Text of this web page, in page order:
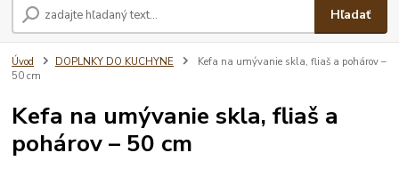
Hľadať
Úvod DOPLNKY DO KUCHYNE
Kefa na umývanie skla, fliaš a pohárov –
50 cm
Kefa na umývanie skla, fliaš a
pohárov – 50 cm